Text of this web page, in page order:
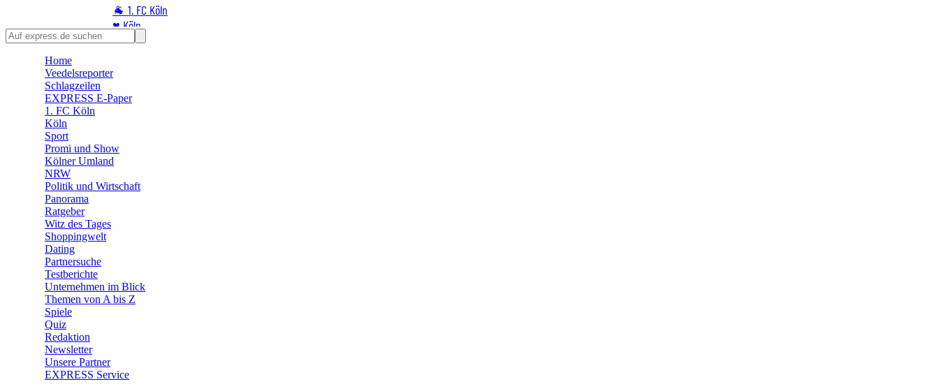
🐐 1. FC Köln
♥️ Köln
⭐ Promi
🛒 Shoppingwelt
🧩 Spiele
Home
Veedelsreporter
Schlagzeilen
EXPRESS E-Paper
1. FC Köln
Köln
Sport
Promi und Show
Kölner Umland
NRW
Politik und Wirtschaft
Panorama
Ratgeber
Witz des Tages
Shoppingwelt
Dating
Partnersuche
Testberichte
Unternehmen im Blick
Themen von A bis Z
Spiele
Quiz
Redaktion
Newsletter
Unsere Partner
EXPRESS Service